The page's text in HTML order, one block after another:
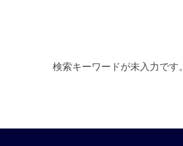
検索キーワードが未入力です。